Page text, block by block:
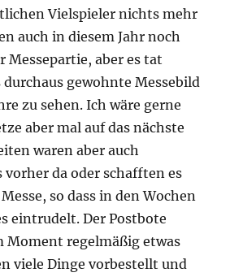
Vielspieler nichts mehr
auch in diesem Jahr noch
aber es tat
gewohnte Messebild
zu sehen. Ich wäre gerne
aber mal auf das nächste
waren aber auch
vorher da oder schafften es
so dass in den Wochen
eintrudelt. Der Postbote
Moment regelmäßig etwas
viele Dinge vorbestellt und